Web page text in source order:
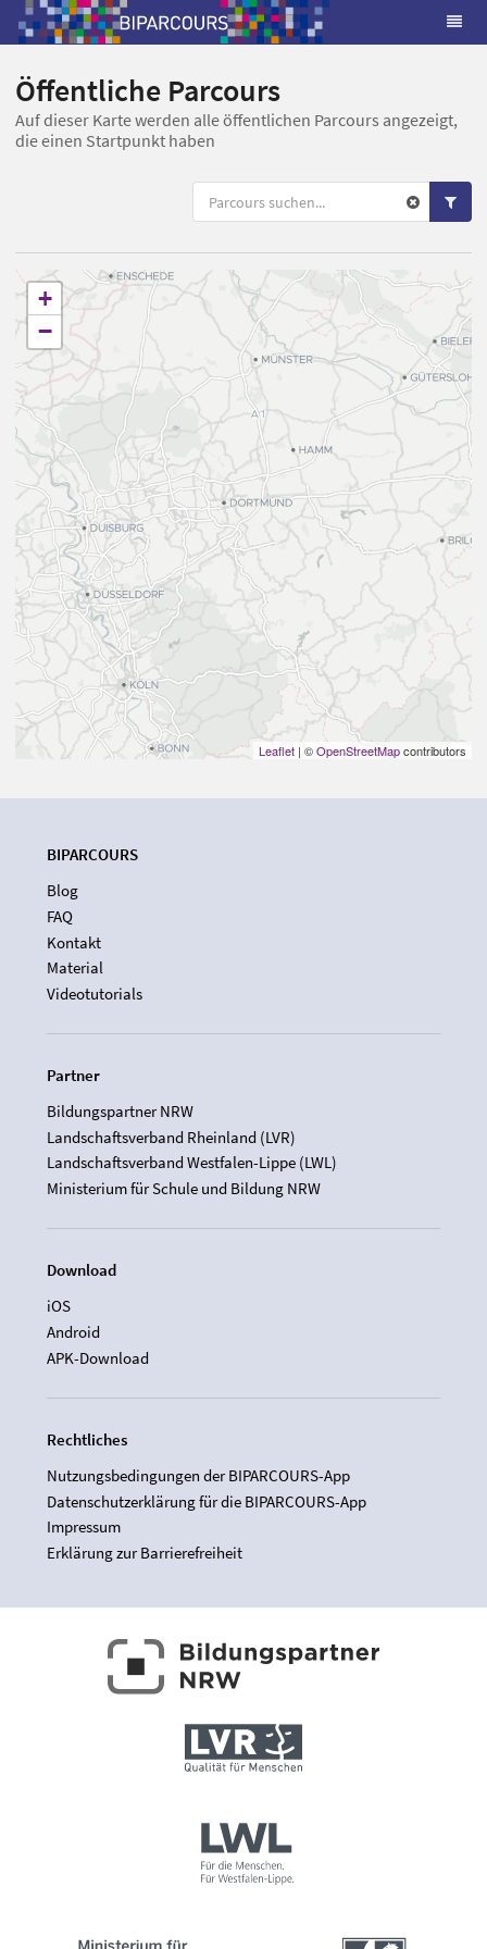
Öffentliche Parcours
Auf dieser Karte werden alle öffentlichen Parcours angezeigt,
die einen Startpunkt haben
+
−
Leaflet | ©OpenStreetMapcontributors
BIPARCOURS
Blog
FAQ
Kontakt
Material
Videotutorials
Partner
Bildungspartner NRW
Landschaftsverband Rheinland (LVR)
Landschaftsverband Westfalen-Lippe (LWL)
Ministerium für Schule und Bildung NRW
Download
iOS
Android
APK-Download
Rechtliches
Nutzungsbedingungen der BIPARCOURS-App
Datenschutzerklärung für die BIPARCOURS-App
Impressum
Erklärung zur Barrierefreiheit